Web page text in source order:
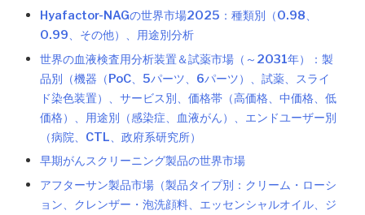
Hyafactor-NAGの世界市場2025：種類別（0.98、
0.99、その他）、用途別分析
世界の血液検査用分析装置＆試薬市場（～2031年）：製
品別（機器（PoC、5パーツ、6パーツ）、試薬、スライ
ド染色装置）、サービス別、価格帯（高価格、中価格、低
価格）、用途別（感染症、血液がん）、エンドユーザー別
（病院、CTL、政府系研究所）
早期がんスクリーニング製品の世界市場
アフターサン製品市場（製品タイプ別：クリーム・ローシ
ョン、クレンザー・泡洗顔料、エッセンシャルオイル、ジ